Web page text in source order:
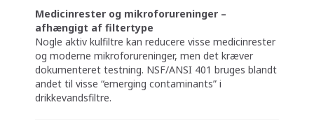
Medicinrester og mikroforureninger –
afhængigt af filtertype
Nogle aktiv kulfiltre kan reducere visse medicinrester
og moderne mikroforureninger, men det kræver
dokumenteret testning. NSF/ANSI 401 bruges blandt
andet til visse “emerging contaminants” i
drikkevandsfiltre.